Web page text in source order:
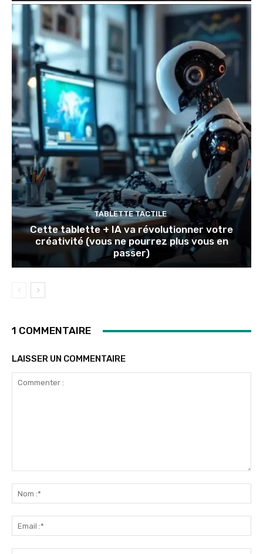
TABLETTE TACTILE
Cette tablette + IA va révolutionner votre
créativité (vous ne pourrez plus vous en
passer)
1 COMMENTAIRE
LAISSER UN COMMENTAIRE
:*
:*